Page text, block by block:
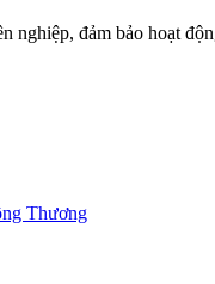
nghiệp, đảm bảo hoạt
Thương